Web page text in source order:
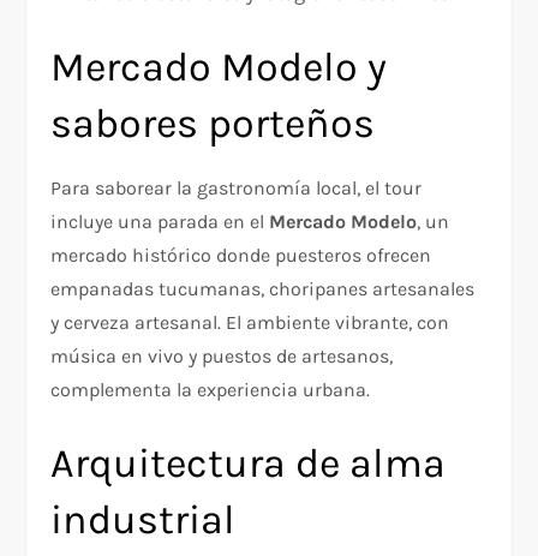
Mercado Modelo y
sabores porteños
Para saborear la gastronomía local, el tour
incluye una parada en el Mercado Modelo, un
mercado histórico donde puesteros ofrecen
empanadas tucumanas, choripanes artesanales
y cerveza artesanal. El ambiente vibrante, con
música en vivo y puestos de artesanos,
complementa la experiencia urbana.
Arquitectura de alma
industrial